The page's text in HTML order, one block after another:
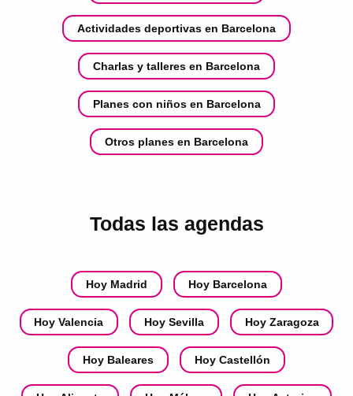
Actividades deportivas en Barcelona
Charlas y talleres en Barcelona
Planes con niños en Barcelona
Otros planes en Barcelona
Todas las agendas
Hoy Madrid Hoy Barcelona
Hoy Valencia Hoy Sevilla Hoy Zaragoza
Hoy Baleares Hoy Castellón